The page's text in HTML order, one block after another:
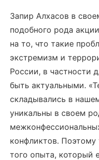
Запир Алхасов в
подобного рода
на то, что такие
экстремизм и
России, в частности
быть актуальными.
складывались в
уникальны в своем
конфликтов.
того опыта, который